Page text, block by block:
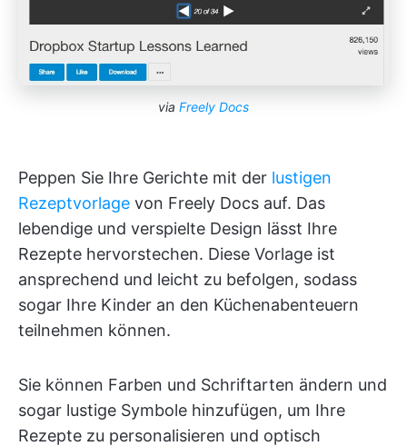
via Freely Docs
Peppen Sie Ihre Gerichte mit der lustigen
Rezeptvorlage von Freely Docs auf. Das
lebendige und verspielte Design lässt Ihre
Rezepte hervorstechen. Diese Vorlage ist
ansprechend und leicht zu befolgen, sodass
sogar Ihre Kinder an den Küchenabenteuern
teilnehmen können.
Sie können Farben und Schriftarten ändern und
sogar lustige Symbole hinzufügen, um Ihre
Rezepte zu personalisieren und optisch